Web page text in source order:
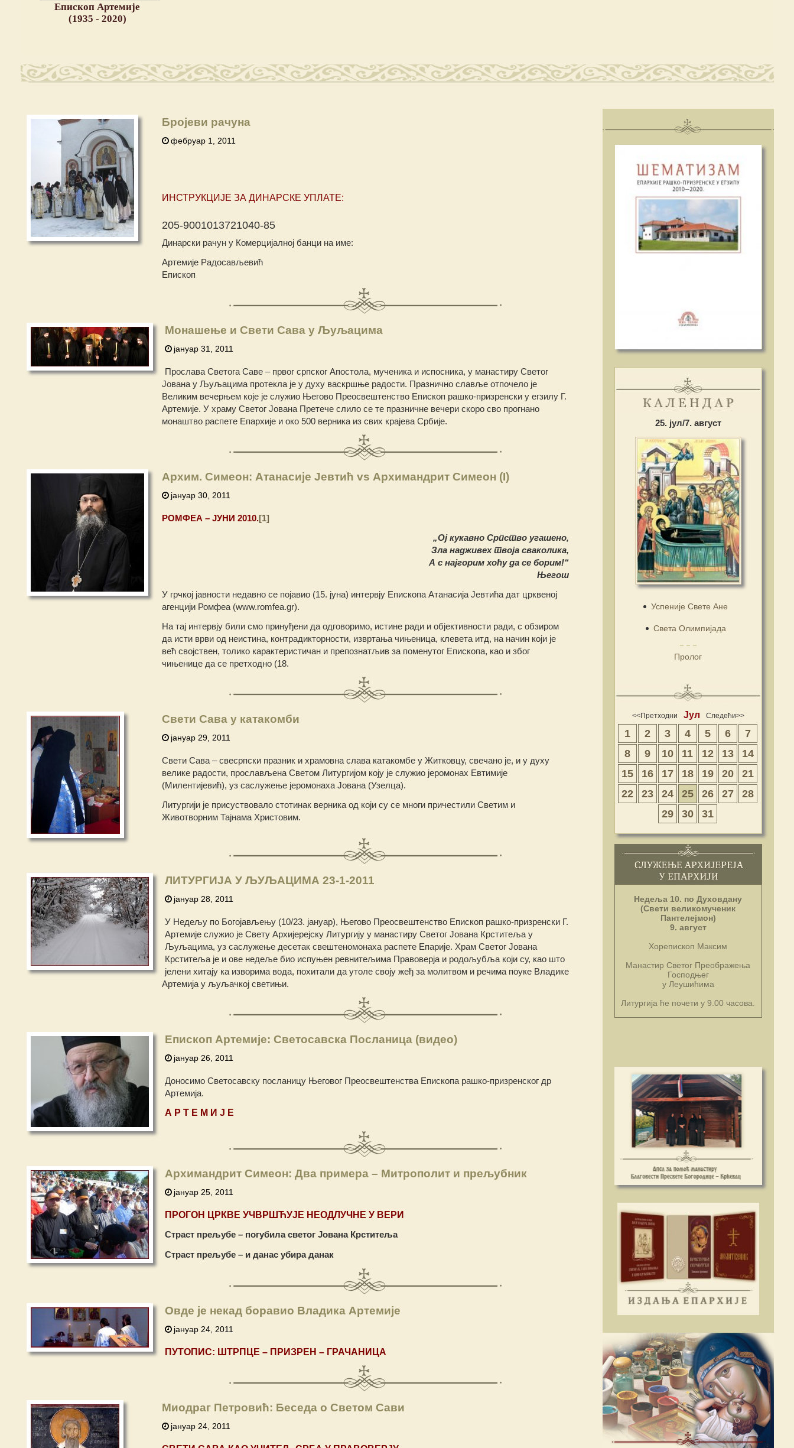
Епископ Артемије
(1935 - 2020)
Бројеви рачуна
фебруар 1, 2011
ИНСТРУКЦИЈЕ ЗА ДИНАРСКЕ УПЛАТЕ:
205-9001013721040-85
Динарски рачун у Комерцијалној банци на име:
Артемије Радосављевић
Епископ
Монашење и Свети Сава у Љуљацима
јануар 31, 2011
Прослава Светога Саве – првог српског Апостола, мученика и испосника, у манастиру Светог
Јована у Љуљацима протекла је у духу васкршње радости. Празнично славље отпочело је
Великим вечерњем које је служио Његово Преосвештенство Епископ рашко-призренски у егзилу Г.
Артемије. У храму Светог Јована Претече слило се те празничне вечери скоро сво прогнано
монаштво распете Епархије и око 500 верника из свих крајева Србије.
Архим. Симеон: Атанасије Јевтић vs Архимандрит Симеон (I)
јануар 30, 2011
РОМФЕА – ЈУНИ 2010.[1]
„Ој кукавно Српство угашено,
Зла надживех твоја сваколика,
А с најгорим хоћу да се борим!“
Његош
У грчкој јавности недавно се појавио (15. јуна) интервју Епископа Атанасија Јевтића дат црквеној
агенцији Ромфеа (www.romfea.gr).
На тај интервју били смо принуђени да одговоримо, истине ради и објективности ради, с обзиром
да исти врви од неистина, контрадикторности, извртања чињеница, клевета итд, на начин који је
већ својствен, толико карактеристичан и препознатљив за поменутог Епископа, као и због
чињенице да се претходно (18.
Свети Сава у катакомби
јануар 29, 2011
Свети Сава – свесрпски празник и храмовна слава катакомбе у Житковцу, свечано је, и у духу
велике радости, прослављена Светом Литургијом коју је служио јеромонах Евтимије
(Милентијевић), уз саслужење јеромонаха Јована (Узелца).
Литургији је присуствовало стотинак верника од који су се многи причестили Светим и
Животворним Тајнама Христовим.
ЛИТУРГИЈА У ЉУЉАЦИМА 23-1-2011
јануар 28, 2011
У Недељу по Богојављењу (10/23. јануар), Његово Преосвештенство Епископ рашко-призренски Г.
Артемије служио је Свету Архијерејску Литургију у манастиру Светог Јована Крститеља у
Љуљацима, уз саслужење десетак свештеномонаха распете Епарије. Храм Светог Јована
Крститеља је и ове недеље био испуњен ревнитељима Правоверја и родољубља који су, као што
јелени хитају ка изворима вода, похитали да утоле своју жеђ за молитвом и речима поуке Владике
Артемија у љуљачкој светињи.
Епископ Артемије: Светосавска Посланица (видео)
јануар 26, 2011
Доносимо Светосавску посланицу Његовог Преосвештенства Епископа рашко-призренског др
Артемија.
А Р Т Е М И Ј Е
Архимандрит Симеон: Два примера – Митрополит и прељубник
јануар 25, 2011
ПРОГОН ЦРКВЕ УЧВРШЋУЈЕ НЕОДЛУЧНЕ У ВЕРИ
Страст прељубе – погубила светог Јована Крститеља
Страст прељубе – и данас убира данак
Овде је некад боравио Владика Артемије
јануар 24, 2011
ПУТОПИС: ШТРПЦЕ – ПРИЗРЕН – ГРАЧАНИЦА
Миодраг Петровић: Беседа о Светом Сави
јануар 24, 2011
25. јул/7. август
Успеније Свете Ане
Света Олимпијада
Пролог
<<Претходни Јул Следећи>>
1 2 3 4 5 6
7
8
9 10 11 12 13
14
15
16 17 18 19 20
21
22
23 24 25 26 27
28
29
30 31
Недеља 10. по Духовдану
(Свети великомученик
Пантелејмон)
9. август
Хорепископ Максим
Манастир Светог Преображења
Господњег
у Леушићима
Литургија ће почети у 9.00 часова.